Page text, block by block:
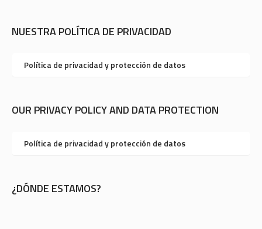
NUESTRA POLÍTICA DE PRIVACIDAD
Política de privacidad y protección de datos
OUR PRIVACY POLICY AND DATA PROTECTION
Política de privacidad y protección de datos
¿DÓNDE ESTAMOS?